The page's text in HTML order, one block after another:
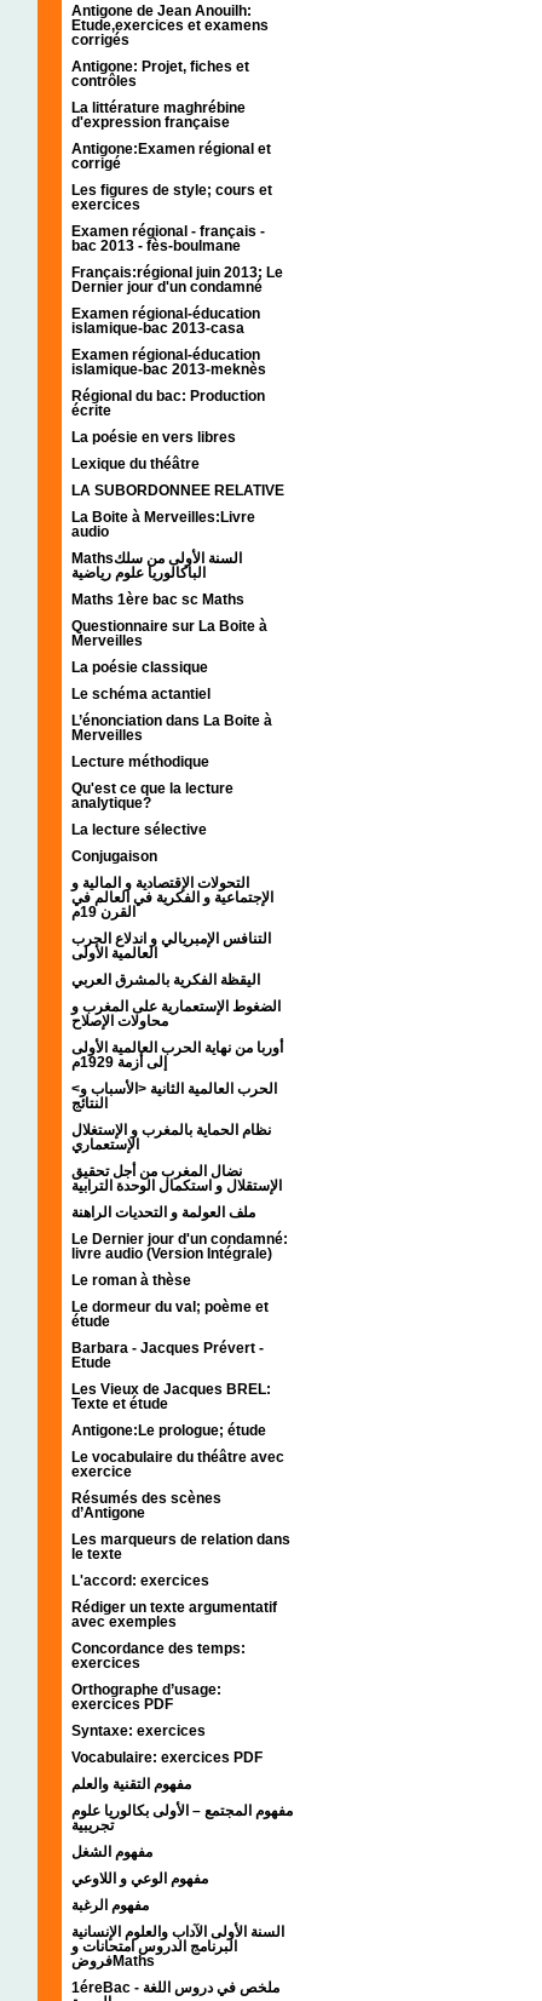
Antigone de Jean Anouilh:
Etude,exercices et examens
corrigés
Antigone: Projet, fiches et
contrôles
La littérature maghrébine
d'expression française
Antigone:Examen régional et
corrigé
Les figures de style; cours et
exercices
Examen régional - français -
bac 2013 - fès-boulmane
Français:régional juin 2013; Le
Dernier jour d'un condamné
Examen régional-éducation
islamique-bac 2013-casa
Examen régional-éducation
islamique-bac 2013-meknès
Régional du bac: Production
écrite
La poésie en vers libres
Lexique du théâtre
LA SUBORDONNEE RELATIVE
La Boite à Merveilles:Livre
audio
Mathsالسنة الأولى من سلك
الباكالوريا علوم رياضية
Maths 1ère bac sc Maths
Questionnaire sur La Boite à
Merveilles
La poésie classique
Le schéma actantiel
L’énonciation dans La Boite à
Merveilles
Lecture méthodique
Qu'est ce que la lecture
analytique?
La lecture sélective
Conjugaison
التحولات الإقتصادية و المالية و
الإجتماعية و الفكرية في العالم في
القرن 19م
التنافس الإمبريالي و اندلاع الحرب
العالمية الأولى
اليقظة الفكرية بالمشرق العربي
الضغوط الإستعمارية على المغرب و
محاولات الإصلاح
أوربا من نهاية الحرب العالمية الأولى
إلى أزمة 1929م
<الحرب العالمية الثانية <الأسباب و
النتائج
نظام الحماية بالمغرب و الإستغلال
الإستعماري
نضال المغرب من أجل تحقيق
الإستقلال و استكمال الوحدة الترابية
ملف العولمة و التحديات الراهنة
Le Dernier jour d'un condamné:
livre audio (Version Intégrale)
Le roman à thèse
Le dormeur du val; poème et
étude
Barbara - Jacques Prévert -
Etude
Les Vieux de Jacques BREL:
Texte et étude
Antigone:Le prologue; étude
Le vocabulaire du théâtre avec
exercice
Résumés des scènes
d’Antigone
Les marqueurs de relation dans
le texte
L'accord: exercices
Rédiger un texte argumentatif
avec exemples
Concordance des temps:
exercices
Orthographe d’usage:
exercices PDF
Syntaxe: exercices
Vocabulaire: exercices PDF
مفهوم التقنية والعلم
مفهوم المجتمع – الأولى بكالوريا علوم
تجريبية
مفهوم الشغل
مفهوم الوعي و اللاوعي
مفهوم الرغبة
السنة الأولى الآداب والعلوم الإنسانية
البرنامج الدروس امتحانات و
فروضMaths
1éreBac - ملخص في دروس اللغة